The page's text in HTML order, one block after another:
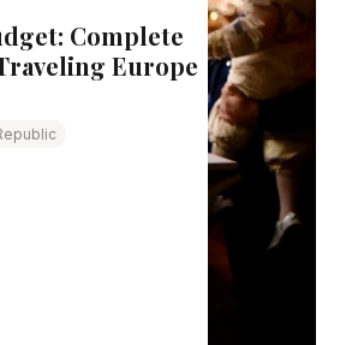
Complete
Europe